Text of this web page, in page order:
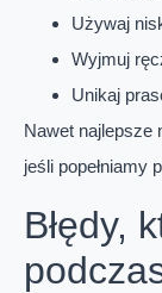
Używaj
Wyjmuj
Unikaj
Nawet najlepsze
jeśli popełniamy
Błędy,